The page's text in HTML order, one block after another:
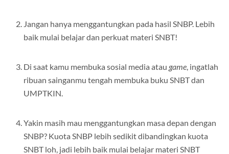
Jangan hanya menggantungkan pada hasil SNBP. Lebih
baik mulai belajar dan perkuat materi SNBT!
Di saat kamu membuka sosial media atau game, ingatlah
ribuan sainganmu tengah membuka buku SNBT dan
UMPTKIN.
Yakin masih mau menggantungkan masa depan dengan
SNBP? Kuota SNBP lebih sedikit dibandingkan kuota
SNBT loh, jadi lebih baik mulai belajar materi SNBT